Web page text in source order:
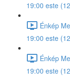
19:00 este
Énkép
19:00 este
Énkép
19:00 este